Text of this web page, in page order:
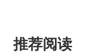
推荐阅读